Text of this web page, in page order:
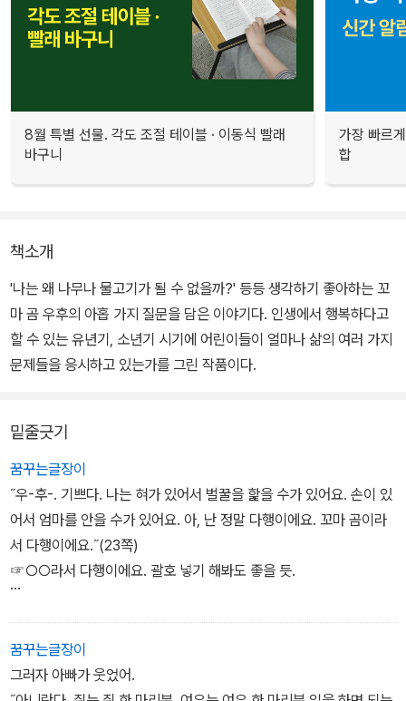
8월 특별 선물. 각도 조절 테이블 · 이동식 빨래
바구니
가장 빠르
합
책소개
'나는 왜 나무나 물고기가 될 수 없을까?' 등등 생각하기 좋아하는 꼬
마 곰 우후의 아홉 가지 질문을 담은 이야기다. 인생에서 행복하다고
할 수 있는 유년기, 소년기 시기에 어린이들이 얼마나 삶의 여러 가지
문제들을 응시하고 있는가를 그린 작품이다.
밑줄긋기
꿈꾸는글장이
˝우-후-. 기쁘다. 나는 혀가 있어서 벌꿀을 핥을 수가 있어요. 손이 있
어서 엄마를 안을 수가 있어요. 아, 난 정말 다행이에요. 꼬마 곰이라
서 다행이에요.˝(23쪽)
☞○○라서 다행이에요. 괄호 넣기 해봐도 좋을 듯.
˝있잖아요, 엄마, 나 알았어요. 내가 무엇으로 되어 있는지 말해 볼까
요?˝
우후는 기쁜 듯이 말했단다.
꿈꾸는글장이
그러자 아빠가 웃었어.